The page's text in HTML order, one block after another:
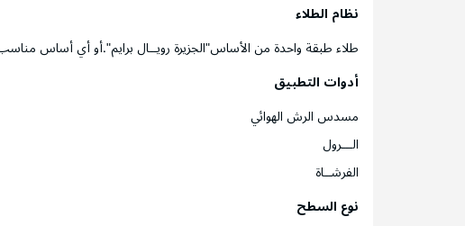
نظام الطلاء
طلاء طبقة واحدة من الأساس"الجزيرة رويــال برايم".أو أي أساس
أدوات التطبيق
مسدس الرش الهوائي
الـــرول
الفرشــاة
نوع السطح